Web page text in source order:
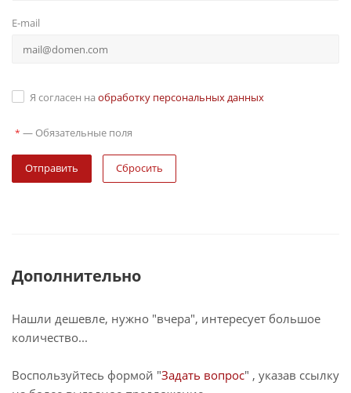
E-mail
Я согласен на обработку персональных данных
* — Обязательные поля
Сбросить
Дополнительно
Нашли дешевле, нужно "вчера", интересует большое
количество...
Воспользуйтесь формой "Задать вопрос" , указав ссылку